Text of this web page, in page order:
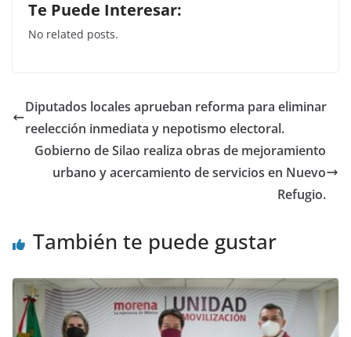
c
e
o
o
k
itt
er
at
p
p
k
n
Te Puede Interesar:
No related posts.
Diputados locales aprueban reforma para eliminar
reelección inmediata y nepotismo electoral.
Gobierno de Silao realiza obras de mejoramiento
urbano y acercamiento de servicios en Nuevo
Refugio.
También te puede gustar